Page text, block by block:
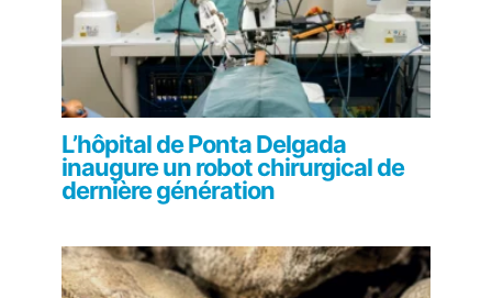
L’hôpital de Ponta Delgada
inaugure un robot chirurgical de
dernière génération